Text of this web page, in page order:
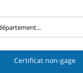
Certificat non-gage